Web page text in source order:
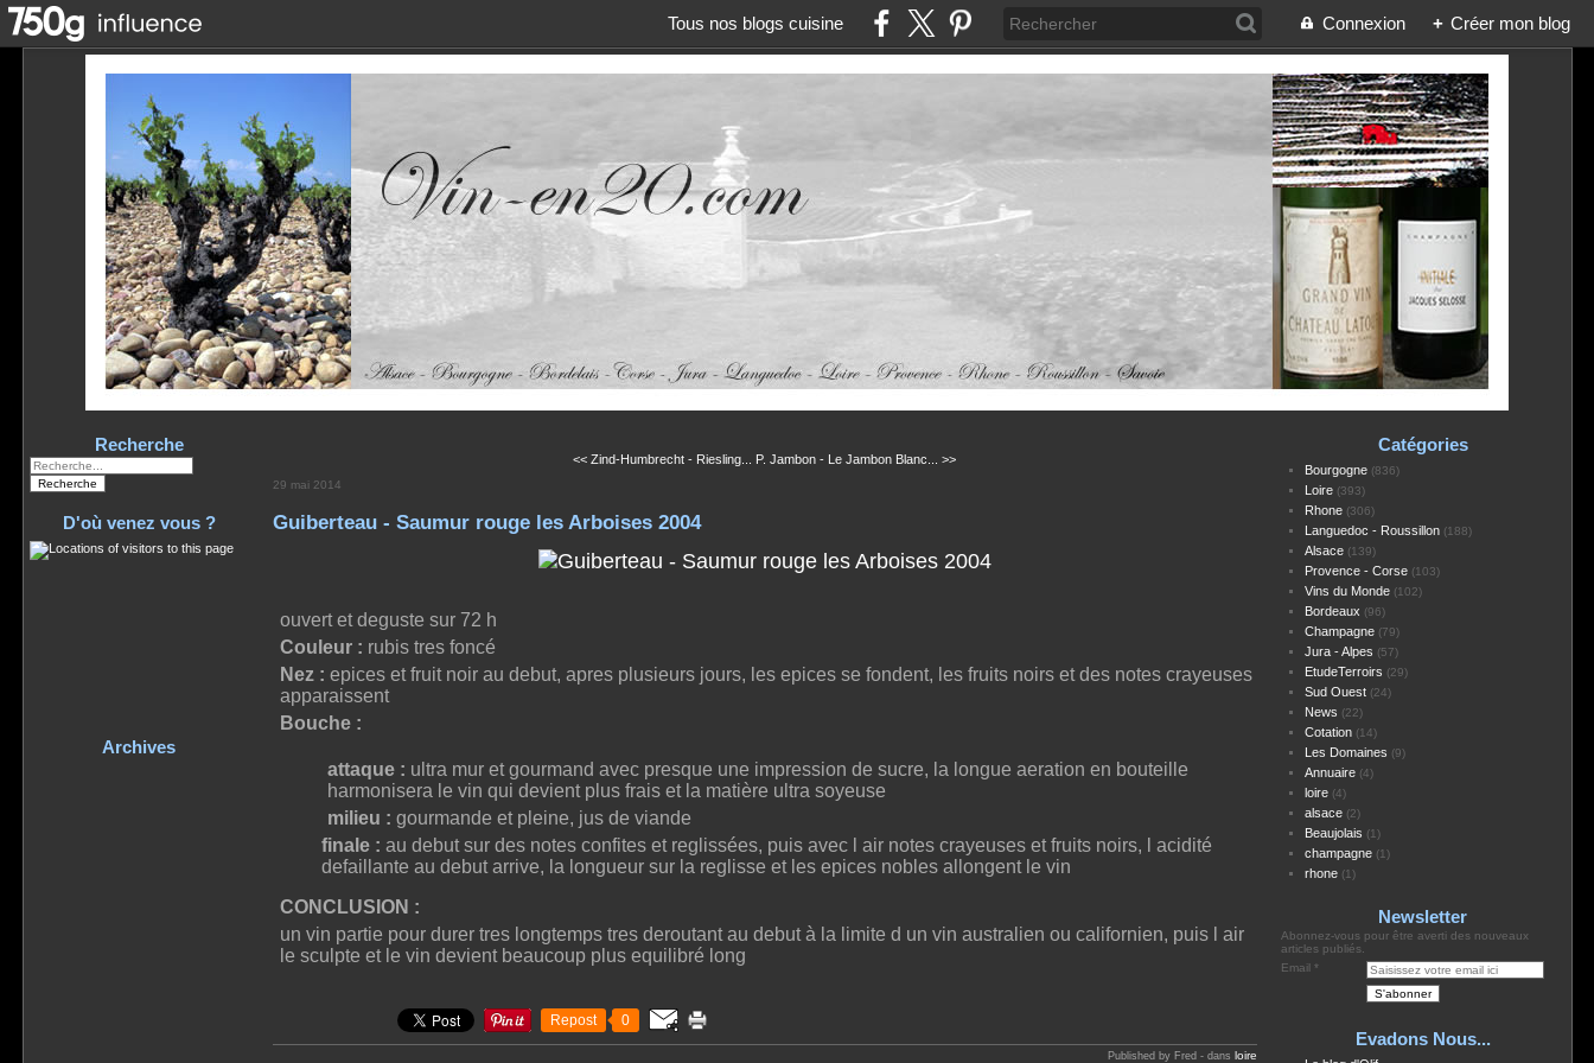
Tous nos blogs cuisine Connexion + Créer mon blog
Recherche
D'où venez vous ?
Archives
<< Zind-Humbrecht - Riesling... P. Jambon - Le Jambon Blanc... >>
29 mai 2014
Guiberteau - Saumur rouge les Arboises 2004
ouvert et deguste sur 72 h
Couleur : rubis tres foncé
Nez : epices et fruit noir au debut, apres plusieurs jours, les epices se fondent, les fruits noirs et des notes crayeuses
apparaissent
Bouche :
attaque : ultra mur et gourmand avec presque une impression de sucre, la longue aeration en bouteille
harmonisera le vin qui devient plus frais et la matière ultra soyeuse
milieu : gourmande et pleine, jus de viande
finale : au debut sur des notes confites et reglissées, puis avec l air notes crayeuses et fruits noirs, l acidité
defaillante au debut arrive, la longueur sur la reglisse et les epices nobles allongent le vin
CONCLUSION :
un vin partie pour durer tres longtemps tres deroutant au debut à la limite d un vin australien ou californien, puis l air
le sculpte et le vin devient beaucoup plus equilibré long
Repost 0
Published by Fred -dans loire
Catégories
Bourgogne(836)
Loire(393)
Rhone(306)
Languedoc - Roussillon(188)
Alsace(139)
Provence - Corse(103)
Vins du Monde(102)
Bordeaux (96)
Champagne(79)
Jura - Alpes (57)
EtudeTerroirs (29)
Sud Ouest(24)
News (22)
Cotation(14)
Les Domaines (9)
Annuaire(4)
loire(4)
alsace(2)
Beaujolais (1)
champagne(1)
rhone(1)
Newsletter
Abonnez-vous pour être averti des nouveaux
articles publiés.
Email
Evadons Nous...